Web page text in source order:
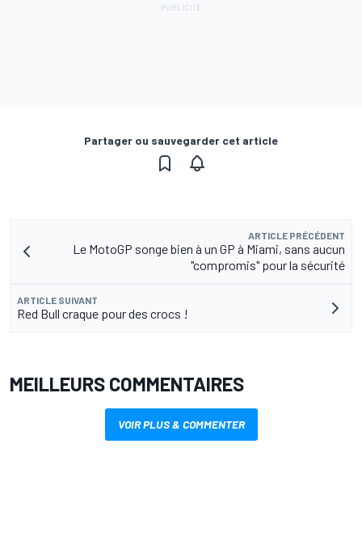
Partager ou sauvegarder cet article
ARTICLE PRÉCÉDENT
Le MotoGP songe bien à un GP à Miami, sans aucun
"compromis" pour la sécurité
ARTICLE SUIVANT
Red Bull craque pour des crocs !
MEILLEURS COMMENTAIRES
VOIR PLUS & COMMENTER